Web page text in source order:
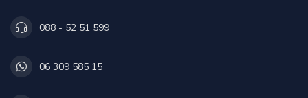
088 - 52 51 599
06 309 585 15